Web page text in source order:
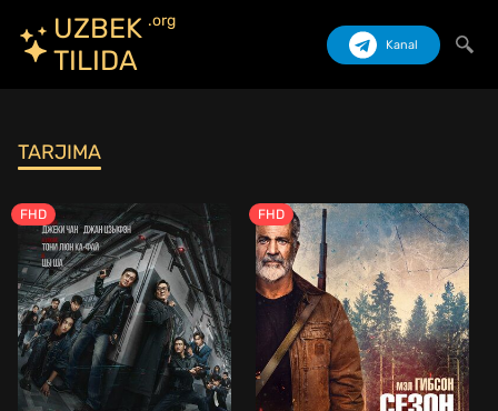
UZBEK
TILIDA
.org
Kanal
TARJIMA
FHD FHD